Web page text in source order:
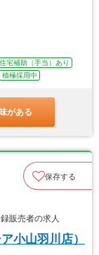
住宅補助（手当）あり
積極採用中
がある
保存する
販売者の求人
小山羽川店）